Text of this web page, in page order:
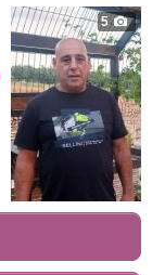
5